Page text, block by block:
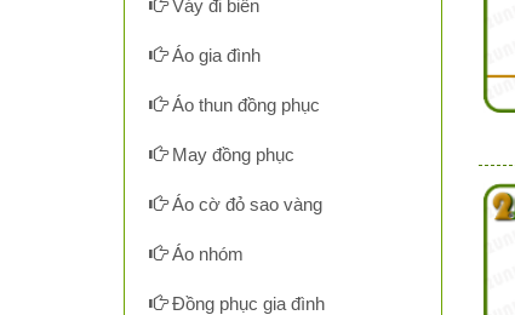
Váy đi biển
Áo gia đình
Áo thun đồng phục
May đồng phục
Áo cờ đỏ sao vàng
Áo nhóm
Đồng phục gia đình